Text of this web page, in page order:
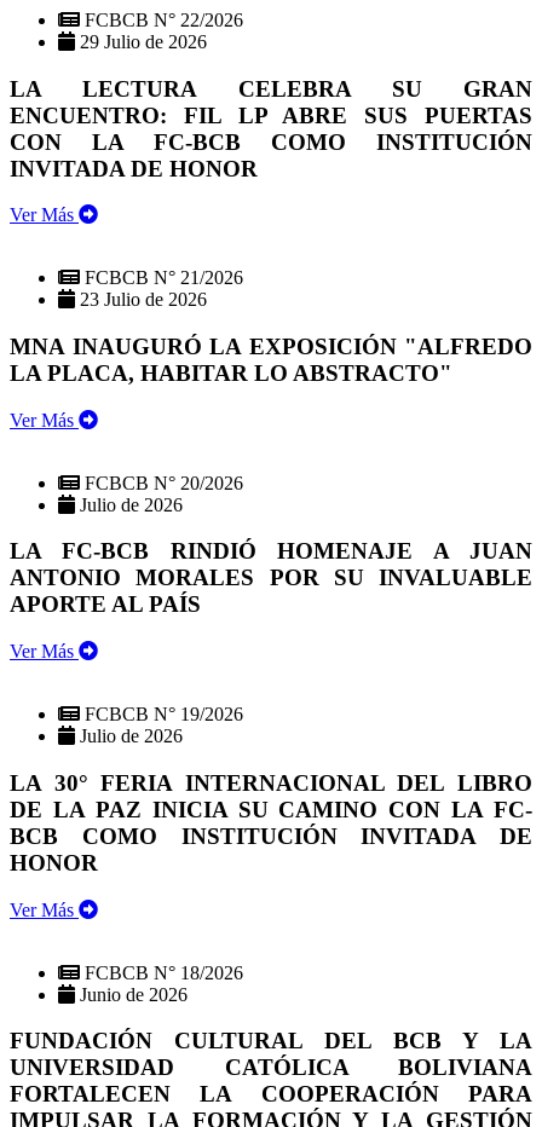
FCBCB N° 22/2026
29 Julio de 2026
LA LECTURA CELEBRA SU GRAN
ENCUENTRO: FIL LP ABRE SUS PUERTAS
CON LA FC-BCB COMO INSTITUCIÓN
INVITADA DE HONOR
Ver Más
FCBCB N° 21/2026
23 Julio de 2026
MNA INAUGURÓ LA EXPOSICIÓN "ALFREDO
LA PLACA, HABITAR LO ABSTRACTO"
Ver Más
FCBCB N° 20/2026
Julio de 2026
LA FC-BCB RINDIÓ HOMENAJE A JUAN
ANTONIO MORALES POR SU INVALUABLE
APORTE AL PAÍS
Ver Más
FCBCB N° 19/2026
Julio de 2026
LA 30° FERIA INTERNACIONAL DEL LIBRO
DE LA PAZ INICIA SU CAMINO CON LA FC-
BCB COMO INSTITUCIÓN INVITADA DE
HONOR
Ver Más
FCBCB N° 18/2026
Junio de 2026
FUNDACIÓN CULTURAL DEL BCB Y LA
UNIVERSIDAD CATÓLICA BOLIVIANA
FORTALECEN LA COOPERACIÓN PARA
IMPULSAR LA FORMACIÓN Y LA GESTIÓN